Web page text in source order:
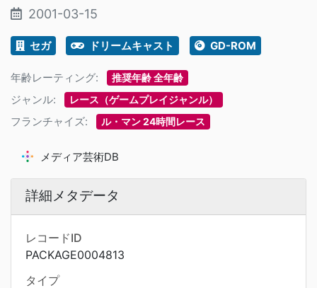
2001-03-15
セガ ドリームキャスト GD-ROM
年齢レーティング: 推奨年齢 全年齢
ジャンル: レース（ゲームプレイジャンル）
フランチャイズ: ル・マン 24時間レース
メディア芸術DB
詳細メタデータ
レコードID
PACKAGE0004813
タイプ